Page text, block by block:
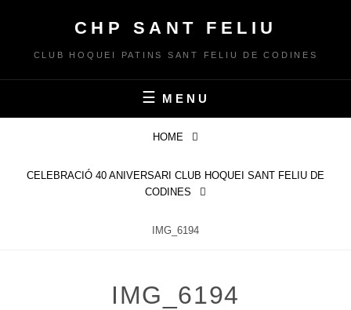
content
CHP SANT FELIU
CLUB HOQUEI PATINS SANT FELIU DE CODINES
MENU
HOME
CELEBRACIÓ 40 ANIVERSARI CLUB HOQUEI SANT FELIU DE
CODINES
IMG_6194
IMG_6194